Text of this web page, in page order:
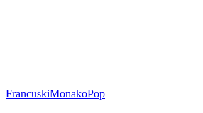
FrancuskiMonakoPop